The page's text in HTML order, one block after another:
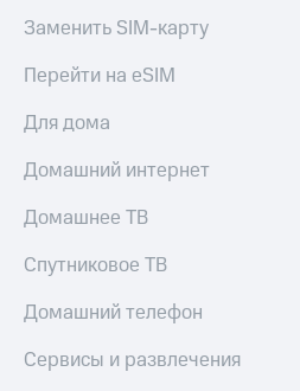
Заменить SIM-карту
Перейти на eSIM
Для дома
Домашний интернет
Домашнее ТВ
Спутниковое ТВ
Домашний телефон
Сервисы и развлечения